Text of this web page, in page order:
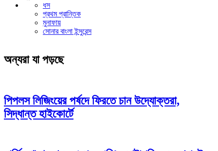
ধস
প্রথম প্রান্তিক
মুনাফায়
সোনার বাংলা ইন্সুরেন্স
অন্যরা যা পড়ছে
পিপলস লিজিংয়ের পর্ষদে ফিরতে চান উদ্যোক্তরা,
সিদ্ধান্ত হাইকোর্টে